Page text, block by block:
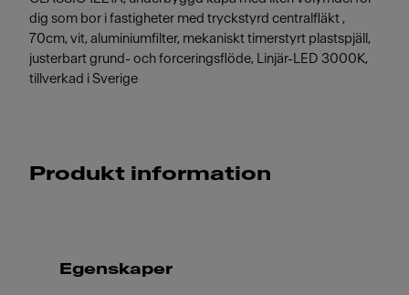
dig som bor i fastigheter med tryckstyrd centralfläkt ,
70cm, vit, aluminiumfilter, mekaniskt timerstyrt plastspjäll,
justerbart grund- och forceringsflöde, Linjär-LED 3000K,
tillverkad i Sverige
Produkt information
Egenskaper